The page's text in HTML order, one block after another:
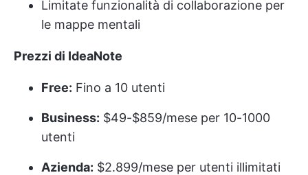
Limitate funzionalità di collaborazione per
le mappe mentali
Prezzi di IdeaNote
Free: Fino a 10 utenti
Business: $49-$859/mese per 10-1000
utenti
Azienda: $2.899/mese per utenti illimitati